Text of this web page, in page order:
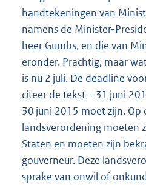
handtekeningen van
namens de Minister-
heer Gumbs, en die van
eronder. Prachtig, maar
is nu 2 juli. De deadline
citeer de tekst – 31 juni
30 juni 2015 moet zijn. Op
landsverordening moeten
Staten en moeten zijn
gouverneur. Deze
sprake van onwil of